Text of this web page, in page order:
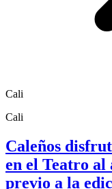
Cali
Cali
Caleños
en el Teatro
previo a la